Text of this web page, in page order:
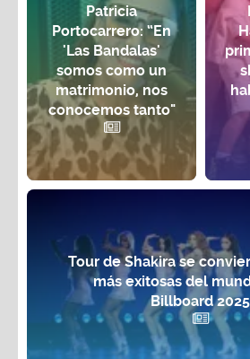
Patricia
Portocarrero: “En
'Las Bandalas'
somos como un
matrimonio, nos
conocemos tanto"
Tour de Shakira se
más exitosas del
Billboard 2025